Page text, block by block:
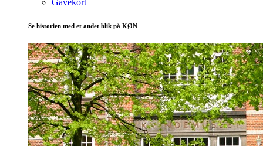
Se historien med et andet blik på KØN